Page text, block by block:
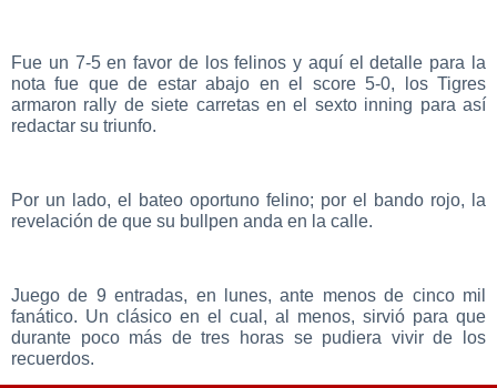
Fue un 7-5 en favor de los felinos y aquí el detalle para la
nota fue que de estar abajo en el score 5-0, los Tigres
armaron rally de siete carretas en el sexto inning para así
redactar su triunfo.
Por un lado, el bateo oportuno felino; por el bando rojo, la
revelación de que su bullpen anda en la calle.
Juego de 9 entradas, en lunes, ante menos de cinco mil
fanático. Un clásico en el cual, al menos, sirvió para que
durante poco más de tres horas se pudiera vivir de los
recuerdos.